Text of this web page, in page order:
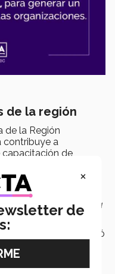
de la región
de la Región
contribuye a
capacitación de
de transmitir a los
todas las
transversales para
”, expresó.
del IJALTI, afirmó
sociedad y generar el
×
de